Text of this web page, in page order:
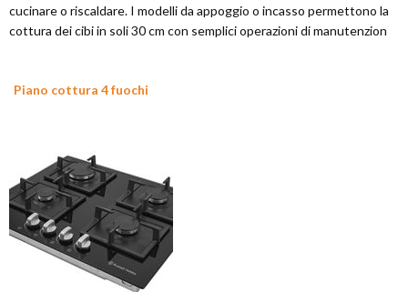
cucinare o riscaldare. I modelli da appoggio o incasso permettono la
cottura dei cibi in soli 30 cm con semplici operazioni di manutenzion
Piano cottura 4 fuochi